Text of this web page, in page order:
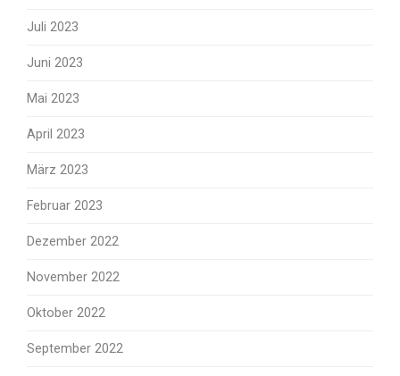
Juli 2023
Juni 2023
Mai 2023
April 2023
März 2023
Februar 2023
Dezember 2022
November 2022
Oktober 2022
September 2022